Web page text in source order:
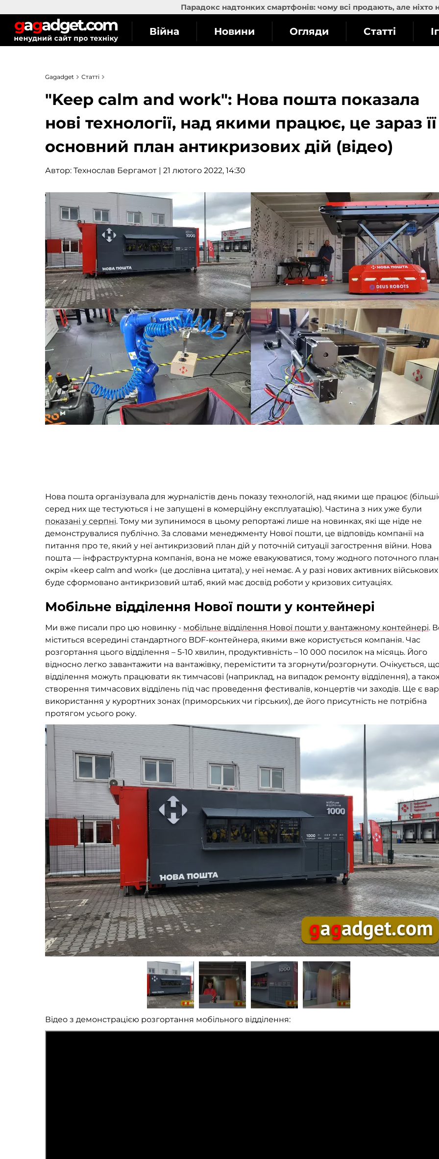
Парадокс надтонких смартфонів: чому всі продають, але ніхто
Війна Новини Огляди Статті
Gagadget Статті
"Keep calm and work": Нова пошта показала
нові технології, над якими працює, це зараз її
основний план антикризових дій (відео)
Автор: Технослав Бергамот | 21 лютого 2022, 14:30
Нова пошта організувала для журналістів день показу технологій, над якими ще працює
серед них ще тестуються і не запущені в комерційну експлуатацію). Частина з них уже були
показані у серпні. Тому ми зупинимося в цьому репортажі лише на новинках, які ще ніде не
демонструвалися публічно. За словами менеджменту Нової пошти, це відповідь компанії на
питання про те, який у неї антикризовий план дій у поточній ситуації загострення війни. Нова
пошта — інфраструктурна компанія, вона не може евакуюватися, тому жодного поточного
окрім «keep calm and work» (це дослівна цитата), у неї немає. А у разі нових активних військових
буде сформовано антикризовий штаб, який має досвід роботи у кризових ситуаціях.
Мобільне відділення Нової пошти у контейнері
Ми вже писали про цю новинку - мобільне відділення Нової пошти у вантажному контейнері.
міститься всередині стандартного BDF-контейнера, якими вже користується компанія. Час
розгортання цього відділення – 5-10 хвилин, продуктивність – 10 000 посилок на місяць. Його
відносно легко завантажити на вантажівку, перемістити та згорнути/розгорнути. Очікується, що
відділення можуть працювати як тимчасові (наприклад, на випадок ремонту відділення), а
створення тимчасових відділень під час проведення фестивалів, концертів чи заходів. Ще є
використання у курортних зонах (приморських чи гірських), де його присутність не потрібна
протягом усього року.
Відео з демонстрацією розгортання мобільного відділення: